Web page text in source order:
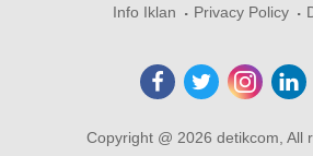
Info Iklan
Privacy Policy
Copyright @ 2026 detikcom, All